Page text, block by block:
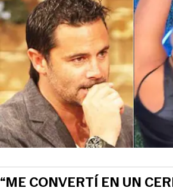
“ME CONVERTÍ EN UN